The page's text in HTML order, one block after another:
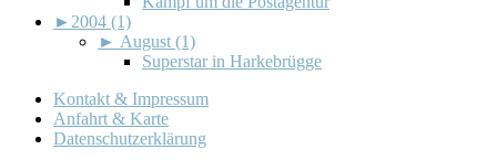
► 2004 (1)
► August (1)
Superstar in Harkebrügge
Kontakt & Impressum
Anfahrt & Karte
Datenschutzerklärung